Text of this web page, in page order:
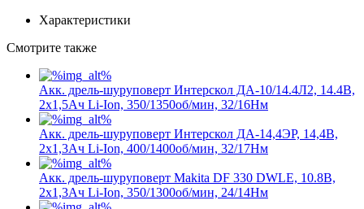
Характеристики
Смотрите также
Акк. дрель-шуруповерт Интерскол ДА-10/14.4Л2, 14.4В,
2х1,5Ач Li-Ion, 350/1350об/мин, 32/16Нм
Акк. дрель-шуруповерт Интерскол ДА-14,4ЭР, 14,4В,
2х1,3Ач Li-Ion, 400/1400об/мин, 32/17Нм
Акк. дрель-шуруповерт Makita DF 330 DWLE, 10.8В,
2х1,3Ач Li-Ion, 350/1300об/мин, 24/14Нм